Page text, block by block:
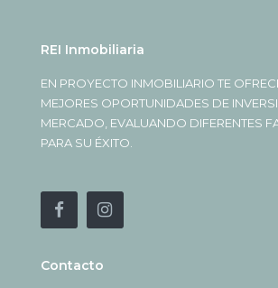
REI Inmobiliaria
EN PROYECTO INMOBILIARIO TE
MEJORES OPORTUNIDADES DE
MERCADO, EVALUANDO DIFERENTES
PARA SU ÉXITO.
Contacto